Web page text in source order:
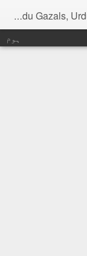
Digital Urdu Magazine to represent Urdu Literature, Urdu
ہوم